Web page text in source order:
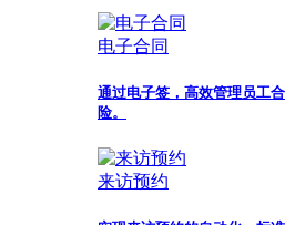
电子合同
通过电子签，高效管理员工
险。
来访预约